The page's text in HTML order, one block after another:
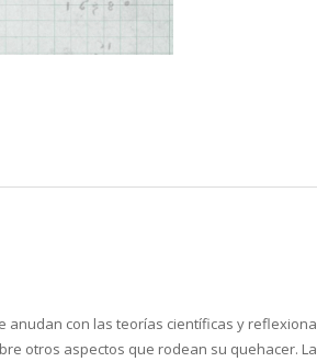
con las teorías científicas y
otros aspectos que rodean su quehacer.